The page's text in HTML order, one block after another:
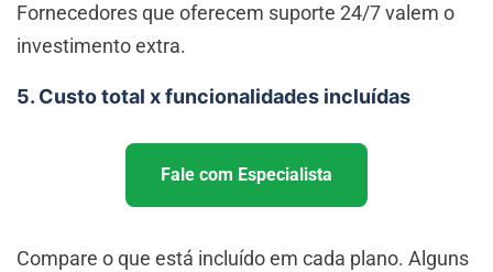
Fornecedores que oferecem suporte 24/7 valem o
investimento extra.
5. Custo total x funcionalidades incluídas
Fale com Especialista
Compare o que está incluído em cada plano. Alguns